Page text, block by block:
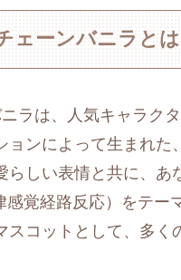
ェーンバニラとは
ラは、人気キャラク
ンによって生まれた
しい表情と共に、あ
覚経路反応）をテー
コットとして、多く